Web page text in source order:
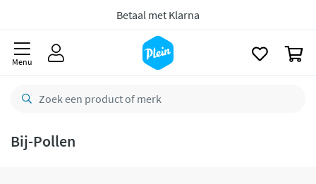
Betaal met Klarna
Menu
Bij-Pollen